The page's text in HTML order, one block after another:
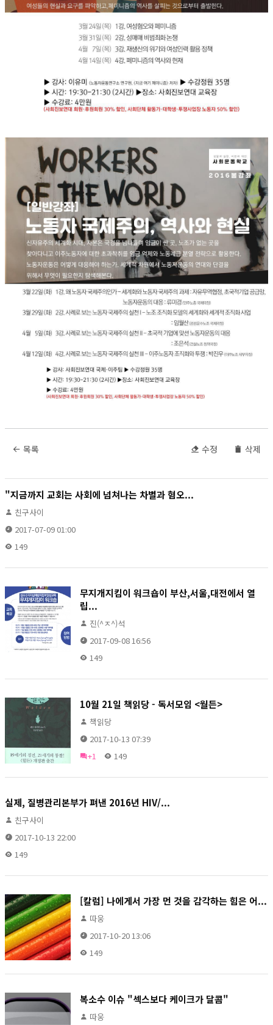
목록 수정 삭제
"지금까지 교회는 사회에 넘쳐나는 차별과 혐오...
친구사이
2017-07-09 01:00
149
무지개지킴이 워크숍이 부산,서울,대전에서 열
립...
진(^ㅈ^)석
2017-09-08 16:56
149
10월 21일 책읽당 - 독서모임 <월든>
책읽당
2017-10-13 07:39
+1
149
실제, 질병관리본부가 펴낸 2016년 HIV/...
친구사이
2017-10-13 22:00
149
[칼럼] 나에게서 가장 먼 것을 감각하는 힘은 어...
따웅
2017-10-20 13:06
149
복소수 이슈 "섹스보다 케이크가 달콤"
따웅